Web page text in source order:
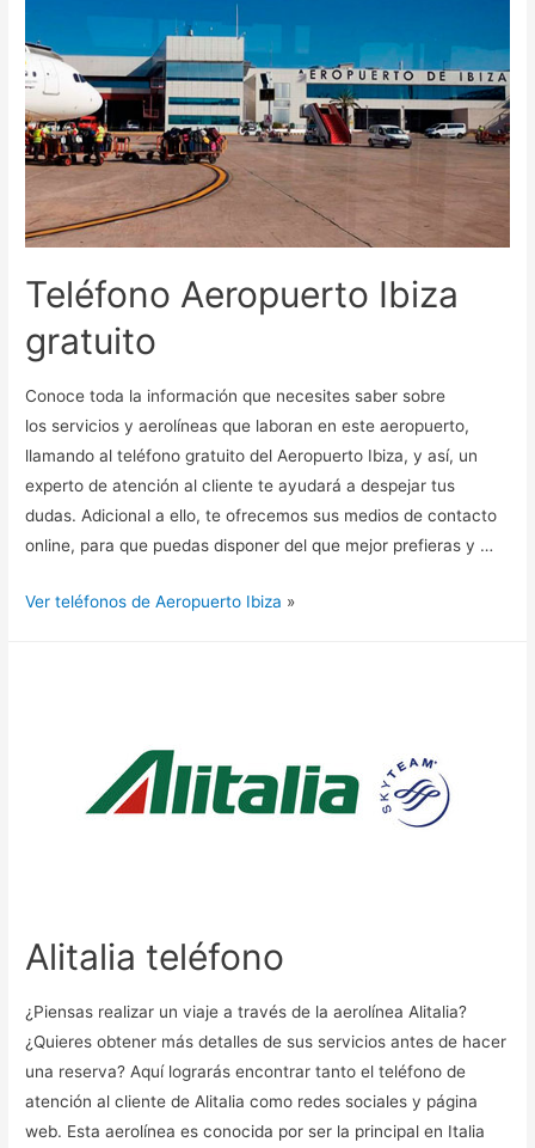
Teléfono Aeropuerto Ibiza
gratuito
Conoce toda la información que necesites saber sobre
los servicios y aerolíneas que laboran en este aeropuerto,
llamando al teléfono gratuito del Aeropuerto Ibiza, y así, un
experto de atención al cliente te ayudará a despejar tus
dudas. Adicional a ello, te ofrecemos sus medios de contacto
online, para que puedas disponer del que mejor prefieras y …
Ver teléfonos de Aeropuerto Ibiza »
Alitalia teléfono
¿Piensas realizar un viaje a través de la aerolínea Alitalia?
¿Quieres obtener más detalles de sus servicios antes de hacer
una reserva? Aquí lograrás encontrar tanto el teléfono de
atención al cliente de Alitalia como redes sociales y página
web. Esta aerolínea es conocida por ser la principal en Italia